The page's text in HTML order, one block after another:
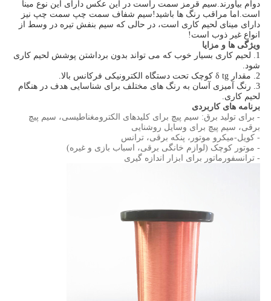
دوام بیاورند.سیم قرمز سمت راست در این عکس دارای این نوع مینا
است.اما مراقب رنگ ها باشید!سیم شفاف سمت چپ سمت چپ نیز
دارای مینای لحیم کاری است، در حالی که سیم بنفش تیره در وسط از
انواع غیر ذوب است!
ویژگی ها و مزایا
1. لحیم کاری بسیار خوب که می تواند بدون برداشتن پوشش لحیم کاری
شود.
2. مقدار δ tg کوچک تحت دستگاه الکترونیکی فرکانس بالا.
3. رنگ آمیزی آسان به رنگ های مختلف برای شناسایی هدف در هنگام
لحیم کاری.
برنامه های کاربردی
- برای تولید برق: سیم پیچ برای کلیدهای الکترومغناطیسی، سیم پیچ
برقی، سیم پیچ برای وسایل روشنایی
- کویل-میکرو موتور، پنکه برقی، ترانس
- موتور کوچک (لوازم خانگی برقی، اسباب بازی و غیره)
- ترانسفورماتور برای ابزار اندازه گیری